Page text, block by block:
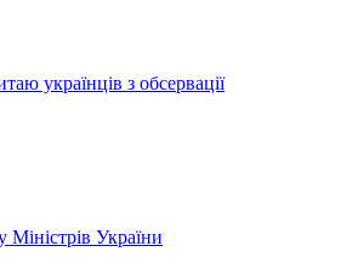
українців з обсервації
України